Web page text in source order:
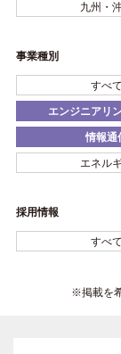
九州・
事業種別
すべて
エンジニアリ
情報通
エネル
採用情報
すべて
※掲載を